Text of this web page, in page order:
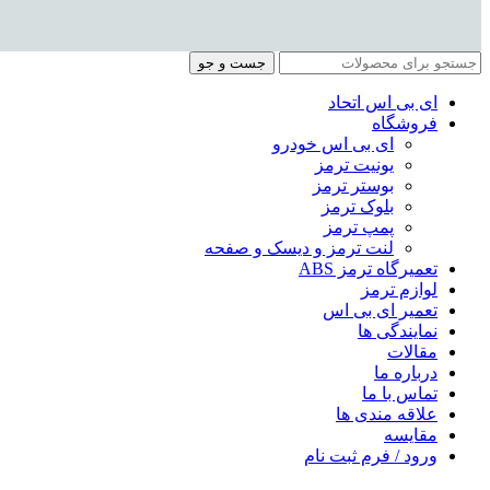
جست و جو
ای بی اس اتحاد
فروشگاه
ای بی اس خودرو
یونیت ترمز
بوستر ترمز
بلوک ترمز
پمپ ترمز
لنت ترمز و دیسک و صفحه
تعمیرگاه ترمز ABS
لوازم ترمز
تعمیر ای بی اس
نمایندگی ها
مقالات
درباره ما
تماس با ما
علاقه مندی ها
مقایسه
ورود / فرم ثبت نام